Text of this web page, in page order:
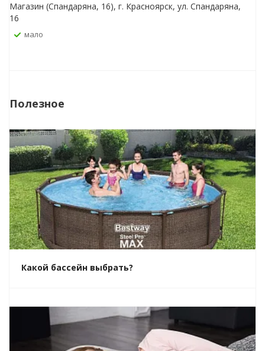
Магазин (Спандаряна, 16), г. Красноярск, ул. Спандаряна,
16
Мало
Полезное
Какой бассейн выбрать?